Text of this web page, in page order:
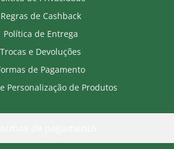
Regras de Cashback
Política de Entrega
Trocas e Devoluções
de Pagamento
Personalização de Produtos